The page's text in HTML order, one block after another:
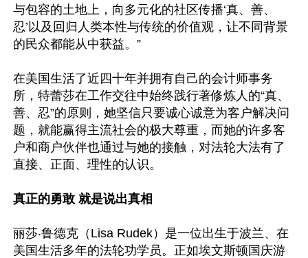
与包容的土地上，向多元化的社区传播‘真、善、
忍’以及回归人类本性与传统的价值观，让不同背景
的民众都能从中获益。”
在美国生活了近四十年并拥有自己的会计师事务
所，特蕾莎在工作交往中始终践行著修炼人的“真、
善、忍”的原则，她坚信只要诚心诚意为客户解决问
题，就能赢得主流社会的极大尊重，而她的许多客
户和商户伙伴也通过与她的接触，对法轮大法有了
直接、正面、理性的认识。
真正的勇敢 就是说出真相
丽莎‧鲁德克（Lisa Rudek）是一位出生于波兰、在
美国生活多年的法轮功学员。正如埃文斯顿国庆游